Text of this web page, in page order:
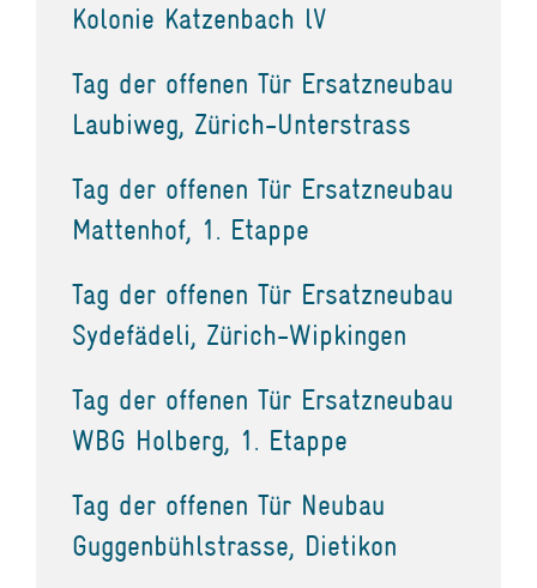
Kolonie Katzenbach lV
Tag der offenen Tür Ersatzneubau
Laubiweg, Zürich-Unterstrass
Tag der offenen Tür Ersatzneubau
Mattenhof, 1. Etappe
Tag der offenen Tür Ersatzneubau
Sydefädeli, Zürich-Wipkingen
Tag der offenen Tür Ersatzneubau
WBG Holberg, 1. Etappe
Tag der offenen Tür Neubau
Guggenbühlstrasse, Dietikon